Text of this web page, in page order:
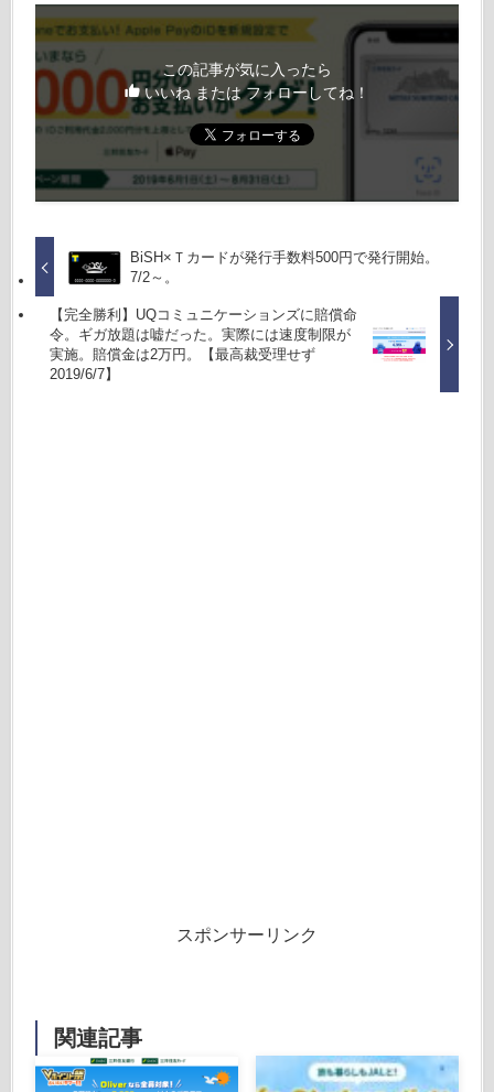
この記事が気に入ったら
いいね または フォローしてね！
BiSH×Ｔカードが発行手数料500円で発行開始。
7/2～。
【完全勝利】UQコミュニケーションズに賠償命
令。ギガ放題は嘘だった。実際には速度制限が
実施。賠償金は2万円。【最高裁受理せず
2019/6/7】
スポンサーリンク
関連記事